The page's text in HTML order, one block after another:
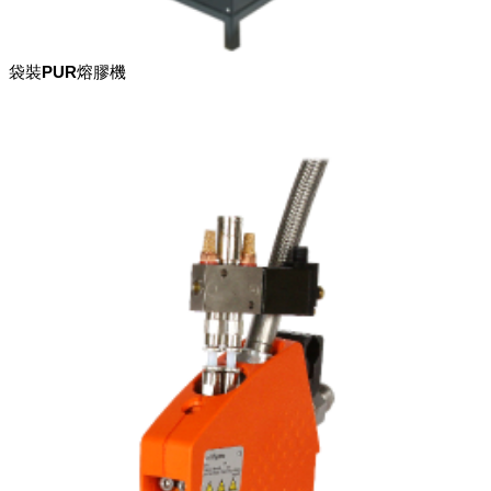
袋裝PUR熔膠機